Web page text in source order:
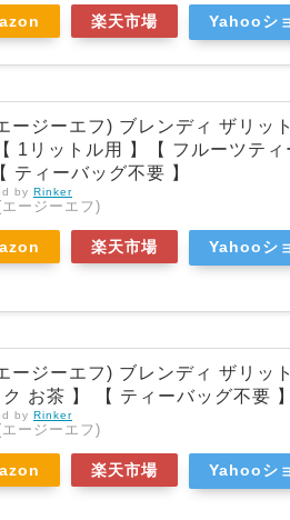
楽天市場 Yahooシ
ージーエフ) ブレンディ ザリッ
1リットル用 】【 フルーツテ
ティーバッグ不要 】
by Rinker
ージーエフ)
楽天市場 Yahooシ
ージーエフ) ブレンディ ザリッ
お茶 】 【 ティーバッグ不要 】
by Rinker
ージーエフ)
楽天市場 Yahooシ